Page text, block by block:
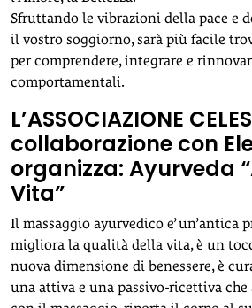
Sfruttando le vibrazioni della pace e
il vostro soggiorno, sarà più facile
per comprendere, integrare e
comportamentali.
L’ASSOCIAZIONE
collaborazione con
organizza: Ayurveda
Vita”
Il massaggio ayurvedico e’ un’antica
migliora la qualità della vita, è un
nuova dimensione di benessere, è
una attiva e una passivo-ricettiva che